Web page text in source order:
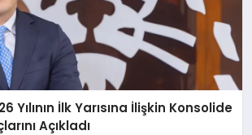
Yılının İlk Yarısına İlişkin Konsolide
Açıkladı